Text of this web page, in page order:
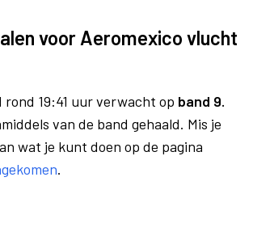
voor Aeromexico vlucht
rond 19:41 uur verwacht op band 9.
van de band gehaald. Mis je
wat je kunt doen op de pagina
.